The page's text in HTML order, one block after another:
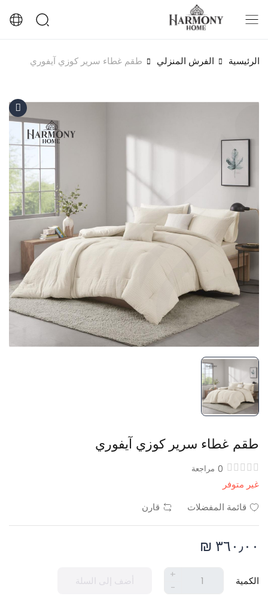
الرئيسية الفرش المنزلي طقم غطاء سرير كوزي آيفوري
طقم غطاء سرير كوزي آيفوري
0 مراجعة
غير متوفر
قائمة المفضلات
قارن
٣٦٠٫٠٠ ₪
الكمية
+
-
أضف إلى السلة